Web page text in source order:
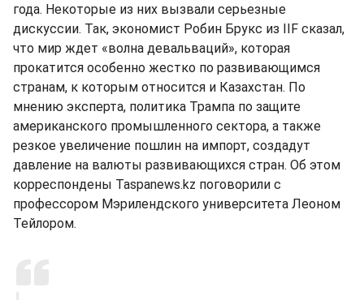
года. Некоторые из них вызвали серьезные
дискуссии. Так, экономист Робин Брукс из IIF сказал,
что мир ждет «волна девальваций», которая
прокатится особенно жестко по развивающимся
странам, к которым относится и Казахстан. По
мнению эксперта, политика Трампа по защите
американского промышленного сектора, а также
резкое увеличение пошлин на импорт, создадут
давление на валюты развивающихся стран. Об этом
корреспондены Taspanews.kz поговорили с
профессором Мэрилендского университета Леоном
Тейлором.